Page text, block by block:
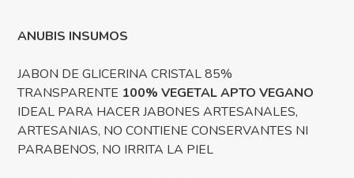
ANUBIS INSUMOS
JABON DE GLICERINA CRISTAL 85%
TRANSPARENTE 100% VEGETAL APTO VEGANO
IDEAL PARA HACER JABONES ARTESANALES,
ARTESANIAS, NO CONTIENE CONSERVANTES NI
PARABENOS, NO IRRITA LA PIEL